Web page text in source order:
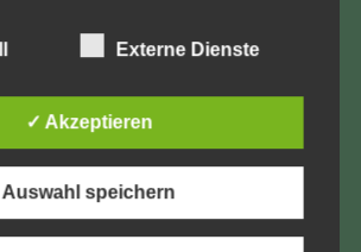
und in
Datenschutzbestimmungen.
möchte unser
Öffentlichkeit über Art, Umfang
von uns erhobenen, genutzten und
Daten
werden betroffene Personen
über die ihnen
Externe Dienste
✓ Akzeptieren
Auswahl speichern